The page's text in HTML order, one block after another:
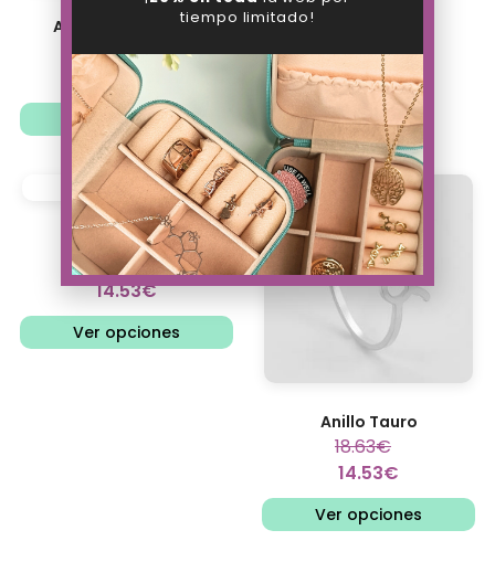
Anillo Capricornio
18.63€
14.53€
Ver opciones
Anillo Cáncer
18.63€
14.53€
Ver opciones
Anillo Tauro
18.63€
14.53€
Ver opciones
tiempo limitado!